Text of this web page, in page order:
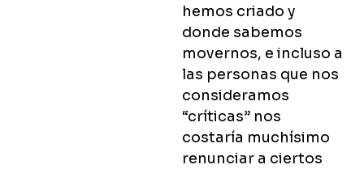
hemos criado y
donde sabemos
movernos, e incluso a
las personas que nos
consideramos
“críticas” nos
costaría muchísimo
renunciar a ciertos